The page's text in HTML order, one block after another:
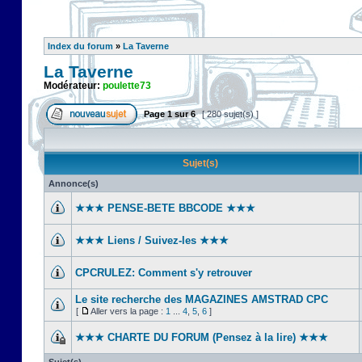
Index du forum » La Taverne
La Taverne
Modérateur: poulette73
Page1sur6 [ 280 sujet(s) ]
Sujet(s)
Annonce(s)
★★★ PENSE-BETE BBCODE ★★★
★★★ Liens / Suivez-les ★★★
CPCRULEZ: Comment s'y retrouver‎
Le site recherche des MAGAZINES AMSTRAD CPC
[ Aller vers la page : 1 4 5 6 ]
★★★ CHARTE DU FORUM (Pensez à la lire) ★★★